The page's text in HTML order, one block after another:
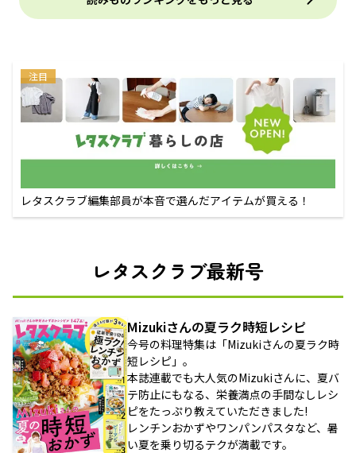
注目
レタスクラブ編集部員が本音で選んだアイテムが買える！
レタスクラブ最新号
Mizukiさんの夏ラク時短レシピ
今号の料理特集は「Mizukiさんの夏ラク時
短レシピ」。
本誌連載でも大人気のMizukiさんに、夏バ
テ防止にもなる、栄養満点の手間なしレシ
ピをたっぷり教えていただきました!
レンチンおかずやワンパンパスタなど、暑
い夏を乗り切るテクが満載です。